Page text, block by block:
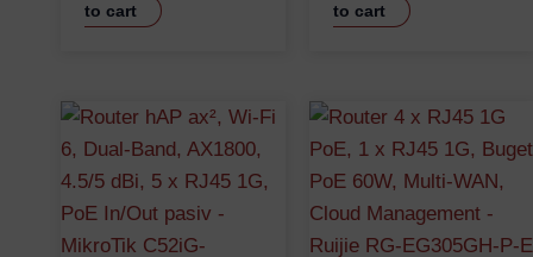
to cart
to cart